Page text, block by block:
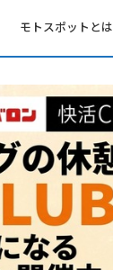
モトスポットとは